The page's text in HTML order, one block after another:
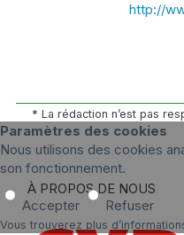
http://
* La rédaction n’est pas
Paramètres des cookies
Nous utilisons des cookies
son fonctionnement.
Accepter Refuser
Vous trouverez plus
À PROPOS DE NOUS